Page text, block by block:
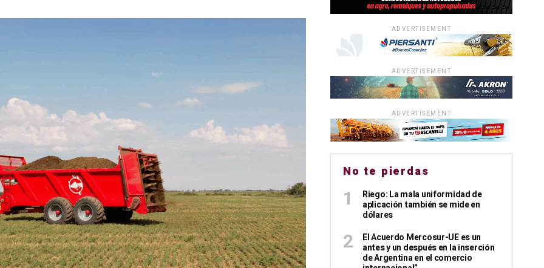
ADVERTISEMENT
ADVERTISEMENT
ADVERTISEMENT
No te pierdas
Riego: La mala uniformidad de
aplicación también se mide en
dólares
El Acuerdo Mercosur-UE es un
antes y un después en la inserción
de Argentina en el comercio